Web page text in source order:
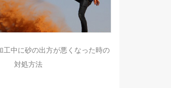
工中に砂の出方が悪くなった時の
対処方法